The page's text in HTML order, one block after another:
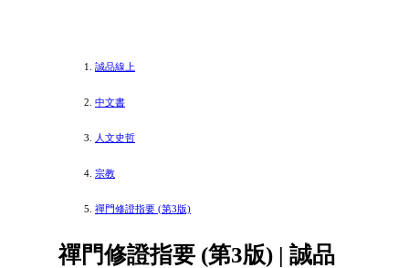
誠品線上
中文書
人文史哲
宗教
禪門修證指要 (第3版)
禪門修證指要 (第3版) | 誠品